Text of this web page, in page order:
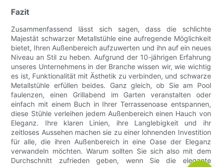
Fazit
Zusammenfassend lässt sich sagen, dass die schlichte
Majestät schwarzer Metallstühle eine aufregende Möglichkeit
bietet, Ihren Außenbereich aufzuwerten und ihn auf ein neues
Niveau an Stil zu heben. Aufgrund der 10-jährigen Erfahrung
unseres Unternehmens in der Branche wissen wir, wie wichtig
es ist, Funktionalität mit Ästhetik zu verbinden, und schwarze
Metallstühle erfüllen beides. Ganz gleich, ob Sie am Pool
faulenzen, einen Grillabend im Garten veranstalten oder
einfach mit einem Buch in Ihrer Terrassenoase entspannen,
diese Stühle verleihen jedem Außenbereich einen Hauch von
Eleganz. Ihre klaren Linien, ihre Langlebigkeit und ihr
zeitloses Aussehen machen sie zu einer lohnenden Investition
für alle, die ihren Außenbereich in eine Oase der Eleganz
verwandeln möchten. Warum sollten Sie sich also mit dem
Durchschnitt zufrieden geben, wenn Sie die elegante